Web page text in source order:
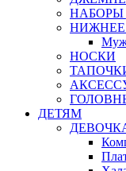
НАБОРЫ
НИЖНЕЕ
НОСКИ
ДЕТЯМ